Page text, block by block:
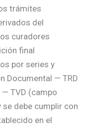
trámites
del
curadores
final
por series y
Documental — TRD
— TVD (campo
debe cumplir con
en el